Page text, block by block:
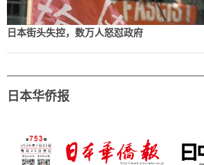
日本街头失控，数万人怒怼政府
日本华侨报